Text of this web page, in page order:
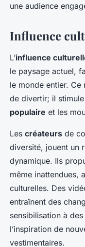
une audience
Influence
L’influence
le paysage actuel,
le monde entier. Ce
de divertir; il
populaire et les
Les créateurs de
diversité, jouent un
dynamique. Ils
même inattendues,
culturelles. Des
entraînent des
sensibilisation à
l’inspiration de
vestimentaires.